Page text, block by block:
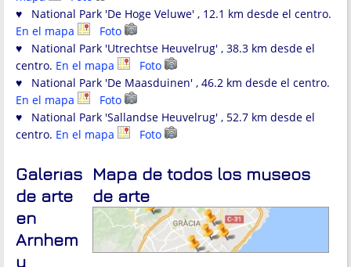
♥ National Park 'De Hoge Veluwe' , 12.1 km desde el centro.
En el mapa
Foto
♥ National Park 'Utrechtse Heuvelrug' , 38.3 km desde el
centro. En el mapa
Foto
♥ National Park 'De Maasduinen' , 46.2 km desde el centro.
En el mapa
Foto
♥ National Park 'Sallandse Heuvelrug' , 52.7 km desde el
centro. En el mapa Foto
Mapa de todos los museos
de arte
Galerías
de arte
en
Arnhem
y